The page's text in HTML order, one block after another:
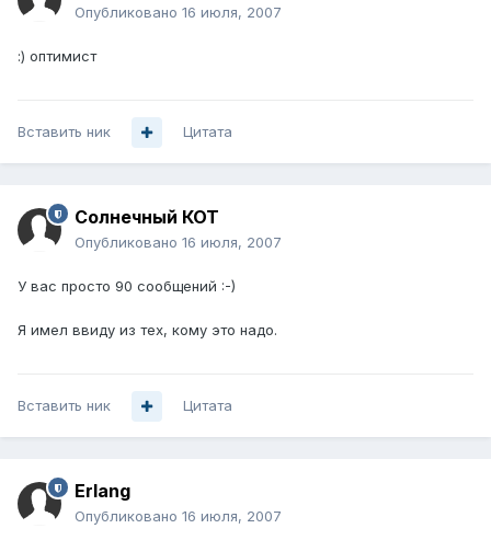
Опубликовано 16 июля, 2007
:) оптимист
Вставить ник Цитата
Солнечный КОТ
Опубликовано 16 июля, 2007
У вас просто 90 сообщений :-)
Я имел ввиду из тех, кому это надо.
Вставить ник Цитата
Erlang
Опубликовано 16 июля, 2007